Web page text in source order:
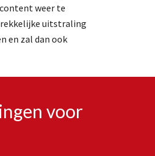
weer te
uitstraling
en zal dan ook
voor